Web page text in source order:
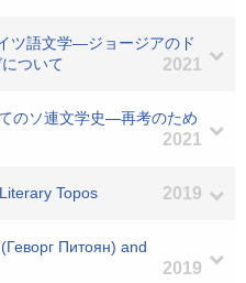
ツ語文学―ジョージアのド
ついて
2021
のソ連文学史―再考のため
2021
Topos 2019
Питоян) and
2019